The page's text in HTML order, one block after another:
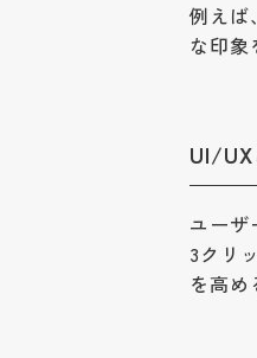
例えば
な印象
UI/
ユーザ
3クリ
を高